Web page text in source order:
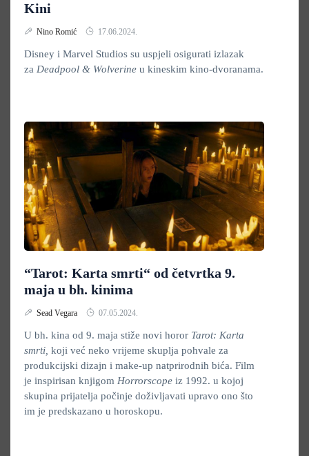
Kini
Nino Romić 17.06.2024.
Disney i Marvel Studios su uspjeli osigurati izlazak
za Deadpool & Wolverine u kineskim kino-dvoranama.
“Tarot: Karta smrti“ od četvrtka 9.
maja u bh. kinima
Sead Vegara 07.05.2024.
U bh. kina od 9. maja stiže novi horor Tarot: Karta
smrti, koji već neko vrijeme skuplja pohvale za
produkcijski dizajn i make-up natprirodnih bića. Film
je inspirisan knjigom Horrorscope iz 1992. u kojoj
skupina prijatelja počinje doživljavati upravo ono što
im je predskazano u horoskopu.